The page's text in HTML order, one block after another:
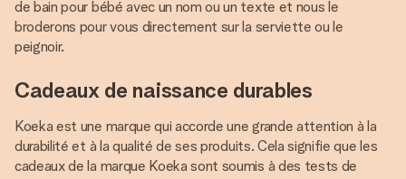
de bain pour bébé avec un nom ou un texte et nous le
broderons pour vous directement sur la serviette ou le
peignoir.
Cadeaux de naissance durables
Koeka est une marque qui accorde une grande attention à la
durabilité et à la qualité de ses produits. Cela signifie que les
cadeaux de la marque Koeka sont soumis à des tests de